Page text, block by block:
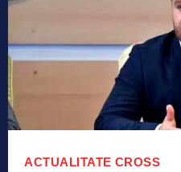
ACTUALITATE CROSS